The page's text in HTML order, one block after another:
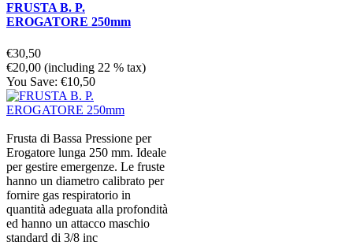
FRUSTA B. P.
EROGATORE 250mm
€30,50
€20,00 (including 22 % tax)
You Save: €10,50
Frusta di Bassa Pressione per
Erogatore lunga 250 mm. Ideale
per gestire emergenze. Le fruste
hanno un diametro calibrato per
fornire gas respiratorio in
quantità adeguata alla profondità
ed hanno un attacco maschio
standard di 3/8 inc